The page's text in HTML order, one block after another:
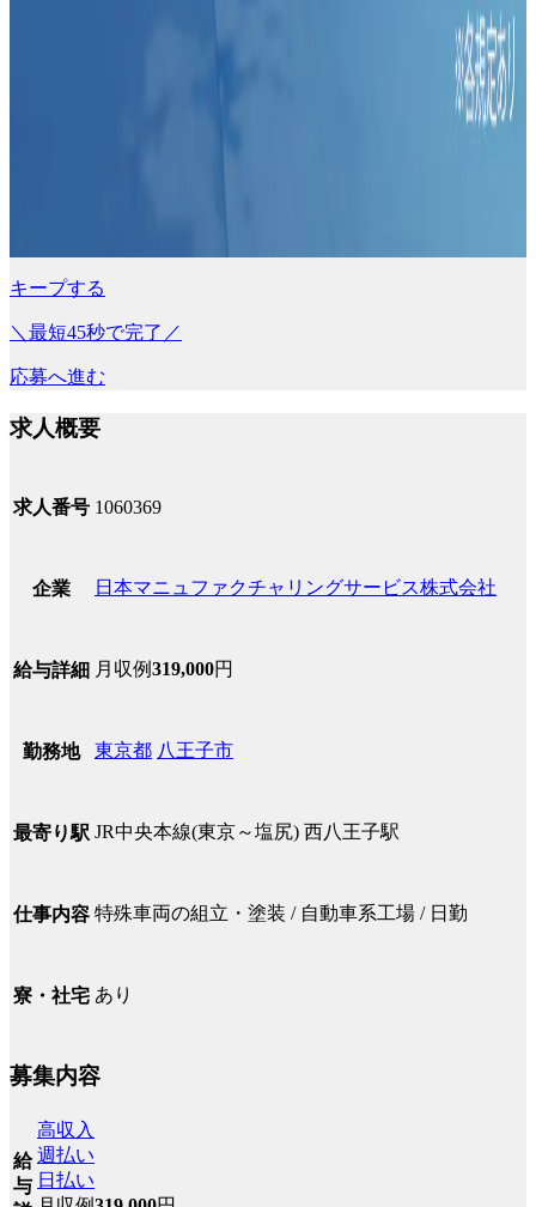
キープする
＼最短45秒で完了／
応募へ進む
求人概要
求人番号 1060369
企業 日本マニュファクチャリングサービス株式会社
給与詳細 月収例319,000円
勤務地 東京都 八王子市
最寄り駅 JR中央本線(東京～塩尻) 西八王子駅
仕事内容 特殊車両の組立・塗装 / 自動車系工場 / 日勤
寮・社宅 あり
募集内容
給
与
高収入
週払い
日払い